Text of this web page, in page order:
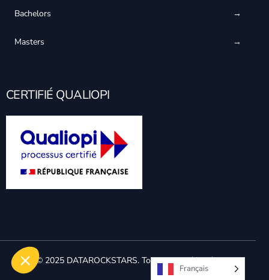
Bachelors
Masters
CERTIFIÉ QUALIOPI
© 2025 DATAROCKSTARS. Tous droits réservés.
Français